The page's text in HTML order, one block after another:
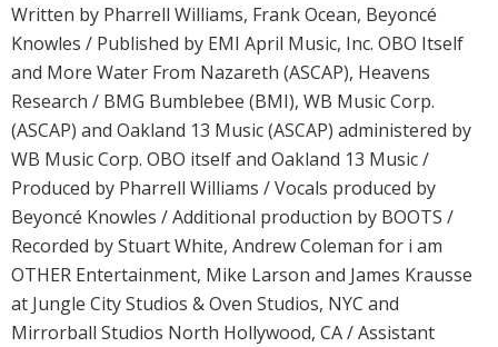
Written by Pharrell Williams, Frank Ocean, Beyoncé
Knowles / Published by EMI April Music, Inc. OBO Itself
and More Water From Nazareth (ASCAP), Heavens
Research / BMG Bumblebee (BMI), WB Music Corp.
(ASCAP) and Oakland 13 Music (ASCAP) administered by
WB Music Corp. OBO itself and Oakland 13 Music /
Produced by Pharrell Williams / Vocals produced by
Beyoncé Knowles / Additional production by BOOTS /
Recorded by Stuart White, Andrew Coleman for i am
OTHER Entertainment, Mike Larson and James Krausse
at Jungle City Studios & Oven Studios, NYC and
Mirrorball Studios North Hollywood, CA / Assistant